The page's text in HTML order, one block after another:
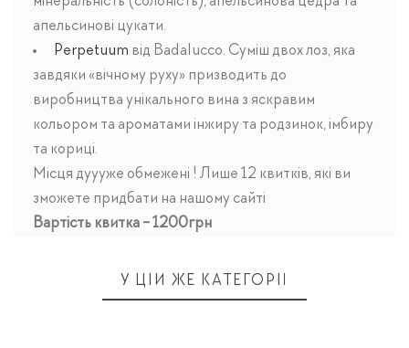
апельсинові цукати.
Perpetuum від Badalucco. Суміш двох лоз, яка
завдяки «вічному руху» призводить до
виробництва унікального вина з яскравим
кольором та ароматами інжиру та родзинок, імбиру
та кориці.
Місця дуууже обмежені ! Лише 12 квитків, які ви
зможете придбати на нашому сайті
Вартість квитка - 1200грн
У ЦІЙ ЖЕ КАТЕГОРІЇ